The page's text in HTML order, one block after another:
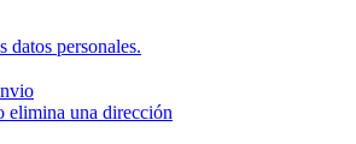
datos personales.
elimina una dirección